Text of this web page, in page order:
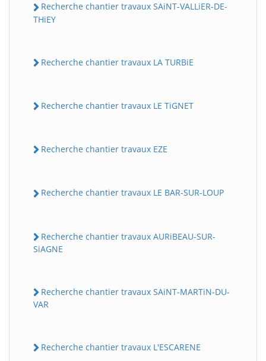
Recherche chantier travaux SAiNT-VALLiER-DE-
THiEY
Recherche chantier travaux LA TURBiE
Recherche chantier travaux LE TiGNET
Recherche chantier travaux EZE
Recherche chantier travaux LE BAR-SUR-LOUP
Recherche chantier travaux AURiBEAU-SUR-
SiAGNE
Recherche chantier travaux SAiNT-MARTiN-DU-
VAR
Recherche chantier travaux L'ESCARENE